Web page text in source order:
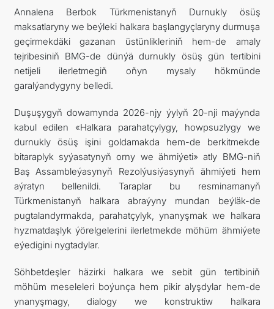
Annalena Berbok Türkmenistanyň Durnukly ösüş
maksatlaryny we beýleki halkara başlangyçlaryny durmuşa
geçirmekdäki gazanan üstünlikleriniň hem-de amaly
tejribesiniň BMG-de dünýä durnukly ösüş gün tertibini
netijeli ilerletmegiň oňyn mysaly hökmünde
garalýandygyny belledi.
Duşuşygyň dowamynda 2026-njy ýylyň 20-nji maýynda
kabul edilen «Halkara parahatçylygy, howpsuzlygy we
durnukly ösüş işini goldamakda hem-de berkitmekde
bitaraplyk syýasatynyň orny we ähmiýeti» atly BMG-niň
Baş Assambleýasynyň Rezolýusiýasynyň ähmiýeti hem
aýratyn bellenildi. Taraplar bu resminamanyň
Türkmenistanyň halkara abraýyny mundan beýläk-de
pugtalandyrmakda, parahatçylyk, ynanyşmak we halkara
hyzmatdaşlyk ýörelgelerini ilerletmekde möhüm ähmiýete
eýedigini nygtadylar.
Söhbetdeşler häzirki halkara we sebit gün tertibiniň
möhüm meseleleri boýunça hem pikir alyşdylar hem-de
ynanyşmagy, dialogy we konstruktiw halkara